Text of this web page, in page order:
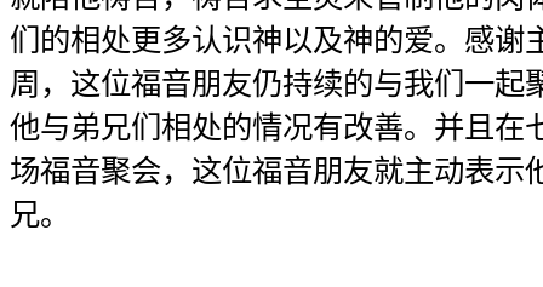
们的相处更多认识神以及神的爱。感谢
周，这位福音朋友仍持续的与我们一起
他与弟兄们相处的情况有改善。并且在
场福音聚会，这位福音朋友就主动表示
兄。